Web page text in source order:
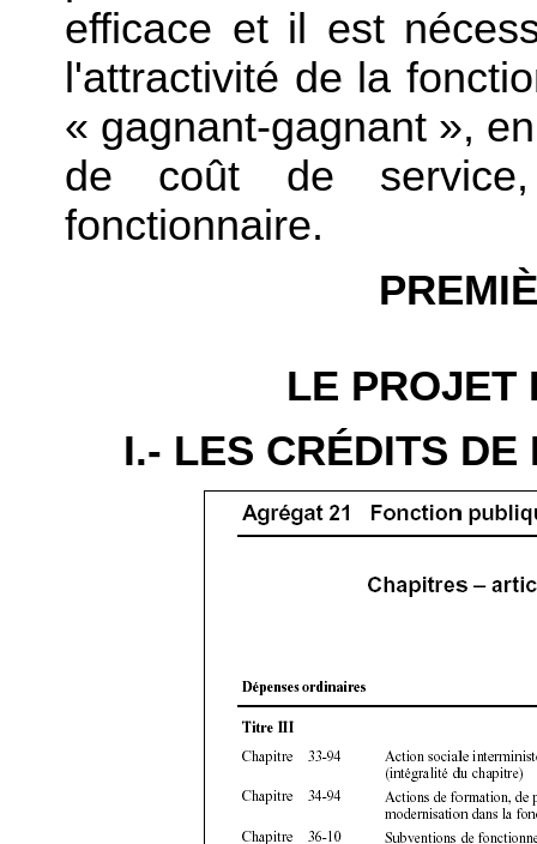
efficace et il est
l'attractivité de la
« gagnant-gagnant »,
de coût de
fonctionnaire.
LE PROJET
I.- LES CRÉDITS